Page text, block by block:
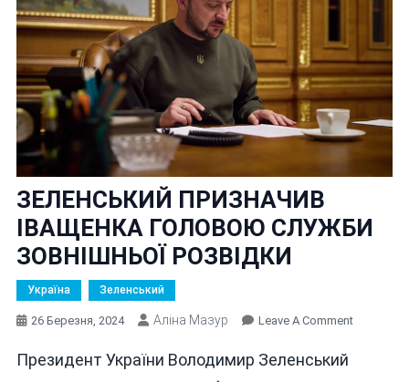
ЗЕЛЕНСЬКИЙ ПРИЗНАЧИВ
ІВАЩЕНКА ГОЛОВОЮ СЛУЖБИ
ЗОВНІШНЬОЇ РОЗВІДКИ
Україна Зеленський
26 Березня, 2024 Аліна Мазур Leave A CommentOn
Президент України Володимир Зеленський